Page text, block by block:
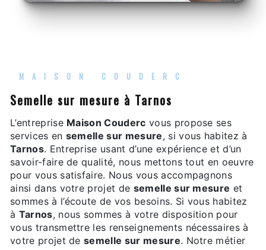
MAISON COUDERC
semelle sur mesure à Tarnos
L’entreprise Maison Couderc vous propose ses
services en semelle sur mesure, si vous habitez à
Tarnos. Entreprise usant d’une expérience et d’un
savoir-faire de qualité, nous mettons tout en oeuvre
pour vous satisfaire. Nous vous accompagnons
ainsi dans votre projet de semelle sur mesure et
sommes à l’écoute de vos besoins. Si vous habitez
à Tarnos, nous sommes à votre disposition pour
vous transmettre les renseignements nécessaires à
votre projet desemelle sur mesure. Notre métier